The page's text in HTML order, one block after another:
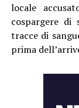
locale
cospargere di
tracce di
prima